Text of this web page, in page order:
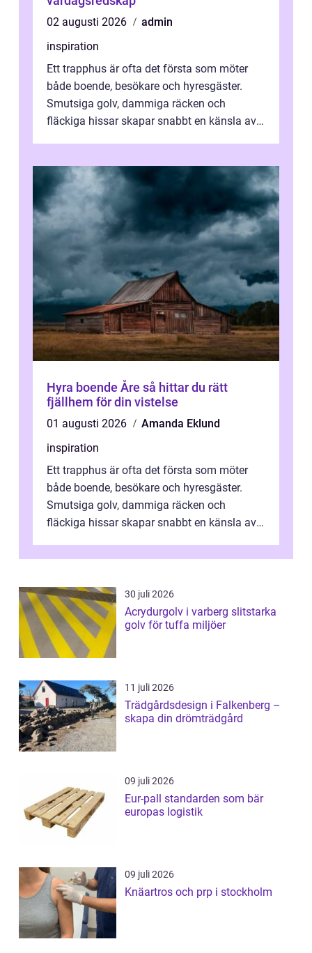
02 augusti 2026
admin
inspiration
Ett trapphus är ofta det första som möter
både boende, besökare och hyresgäster.
Smutsiga golv, dammiga räcken och
fläckiga hissar skapar snabbt en känsla av
Hyra boende Åre så hittar du rätt
fjällhem för din vistelse
01 augusti 2026
Amanda Eklund
inspiration
Ett trapphus är ofta det första som möter
både boende, besökare och hyresgäster.
Smutsiga golv, dammiga räcken och
fläckiga hissar skapar snabbt en känsla av
omtan...
30 juli 2026
Acrydurgolv i varberg slitstarka
golv för tuffa miljöer
11 juli 2026
Trädgårdsdesign i Falkenberg –
skapa din drömträdgård
09 juli 2026
Eur-pall standarden som bär
europas logistik
09 juli 2026
Knäartros och prp i stockholm